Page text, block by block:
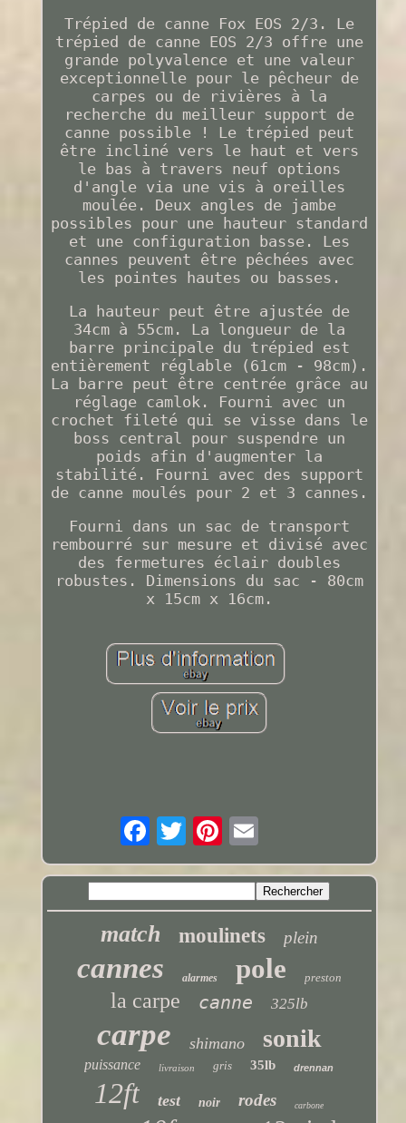
Trépied de canne Fox EOS 2/3. Le
trépied de canne EOS 2/3 offre une
grande polyvalence et une valeur
exceptionnelle pour le pêcheur de
carpes ou de rivières à la
recherche du meilleur support de
canne possible ! Le trépied peut
être incliné vers le haut et vers
le bas à travers neuf options
d'angle via une vis à oreilles
moulée. Deux angles de jambe
possibles pour une hauteur standard
et une configuration basse. Les
cannes peuvent être pêchées avec
les pointes hautes ou basses.
La hauteur peut être ajustée de
34cm à 55cm. La longueur de la
barre principale du trépied est
entièrement réglable (61cm - 98cm).
La barre peut être centrée grâce au
réglage camlok. Fourni avec un
crochet fileté qui se visse dans le
boss central pour suspendre un
poids afin d'augmenter la
stabilité. Fourni avec des support
de canne moulés pour 2 et 3 cannes.
Fourni dans un sac de transport
rembourré sur mesure et divisé avec
des fermetures éclair doubles
robustes. Dimensions du sac - 80cm
x 15cm x 16cm.
match moulinets plein
cannes alarmes pole preston
la carpe canne 325lb
carpe shimano sonik
puissance livraison gris 35lb drennan
12ft test noir rodes carbone